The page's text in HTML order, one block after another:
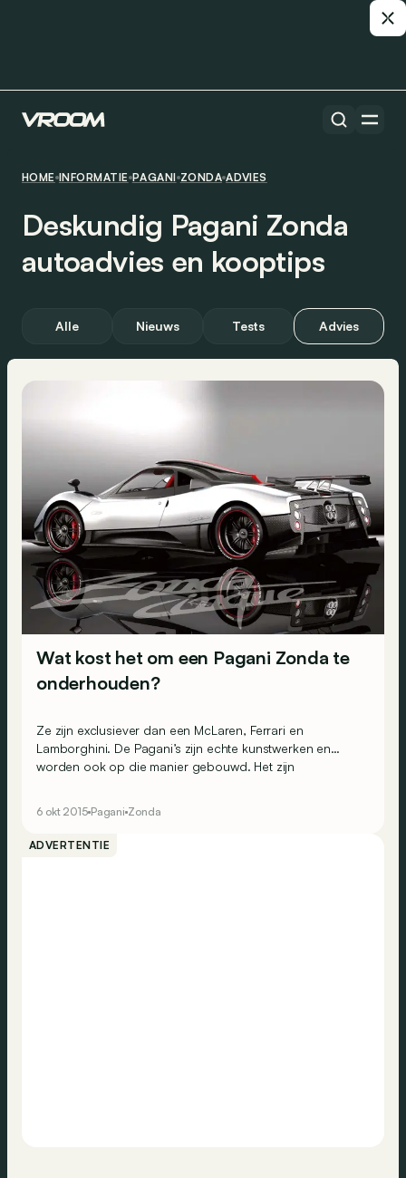
HOME INFORMATIE PAGANI ZONDA ADVIES
Deskundig Pagani Zonda
autoadvies en kooptips
Alle Nieuws Tests Advies
Wat kost het om een Pagani Zonda te
onderhouden?
Ze zijn exclusiever dan een McLaren, Ferrari en
Lamborghini. De Pagani’s zijn echte kunstwerken en
worden ook op die manier gebouwd. Het zijn
goed en er is slecht nieuws…
6 okt 2015 Pagani Zonda
ADVERTENTIE